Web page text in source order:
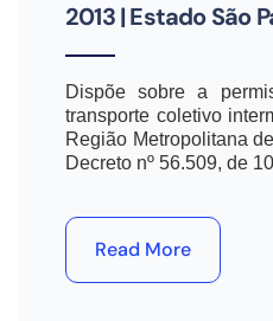
2013 | Estado São
Dispõe sobre a
transporte coletivo
Região Metropolitana
Decreto nº 56.509, de
Read More